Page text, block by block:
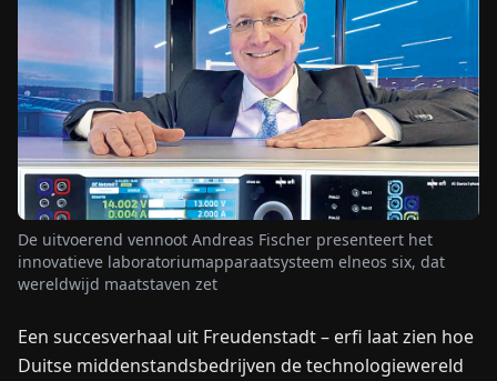
OVER
ONS
EN DEFRESITNLPLHU
De uitvoerend vennoot Andreas Fischer presenteert het
innovatieve laboratoriumapparaatsysteem elneos six, dat
wereldwijd maatstaven zet
Een succesverhaal uit Freudenstadt – erfi laat zien hoe
Duitse middenstandsbedrijven de technologiewereld